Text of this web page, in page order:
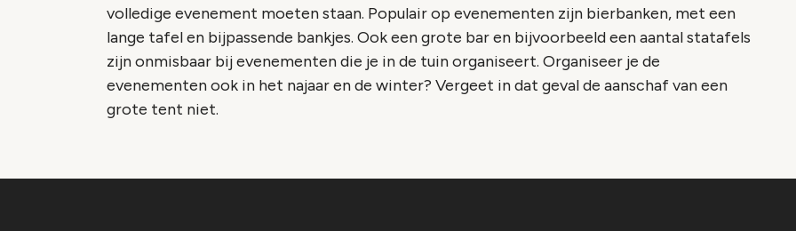
volledige evenement moeten staan. Populair op evenementen zijn bierbanken, met een
lange tafel en bijpassende bankjes. Ook een grote bar en bijvoorbeeld een aantal statafels
zijn onmisbaar bij evenementen die je in de tuin organiseert. Organiseer je de
evenementen ook in het najaar en de winter? Vergeet in dat geval de aanschaf van een
grote tent niet.